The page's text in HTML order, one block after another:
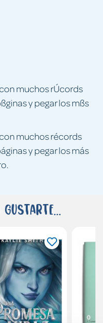
muchos rÚcords
y pegar los mßs
muchos récords
y pegar los más
gustarte...